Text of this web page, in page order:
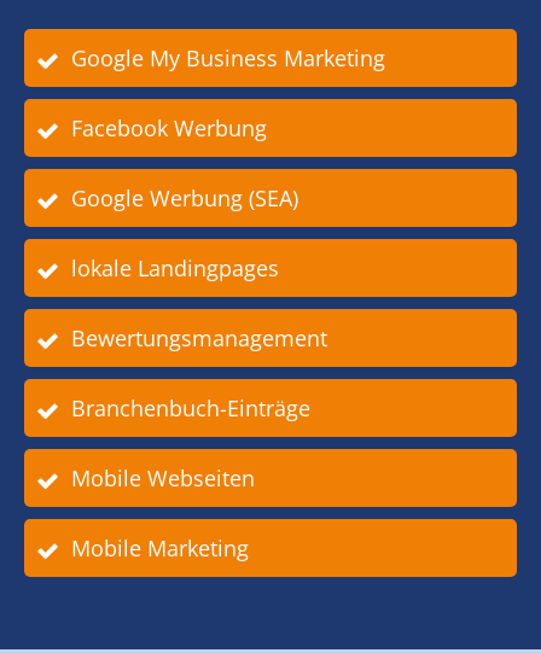
Google My Business Marketing
Facebook Werbung
Google Werbung (SEA)
lokale Landingpages
Bewertungsmanagement
Branchenbuch-Einträge
Mobile Webseiten
Mobile Marketing